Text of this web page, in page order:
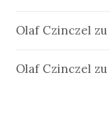
Olaf Czinczel zu
Olaf Czinczel zu